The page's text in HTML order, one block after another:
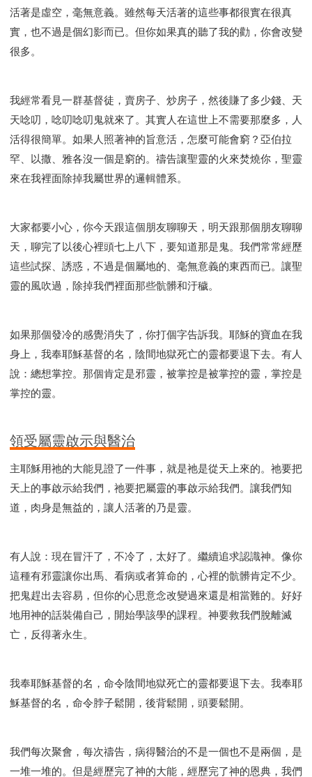
活著是虛空，毫無意義。雖然每天活著的這些事都很實在很真
實，也不過是個幻影而已。但你如果真的聽了我的勸，你會改變
很多。
我經常看見一群基督徒，賣房子、炒房子，然後賺了多少錢、天
天唸叨，唸叨唸叨鬼就來了。其實人在這世上不需要那麼多，人
活得很簡單。如果人照著神的旨意活，怎麼可能會窮？亞伯拉
罕、以撒、雅各沒一個是窮的。禱告讓聖靈的火來焚燒你，聖靈
來在我裡面除掉我屬世界的邏輯體系。
大家都要小心，你今天跟這個朋友聊聊天，明天跟那個朋友聊聊
天，聊完了以後心裡頭七上八下，要知道那是鬼。我們常常經歷
這些試探、誘惑，不過是個屬地的、毫無意義的東西而已。讓聖
靈的風吹過，除掉我們裡面那些骯髒和汙穢。
如果那個發冷的感覺消失了，你打個字告訴我。耶穌的寶血在我
身上，我奉耶穌基督的名，陰間地獄死亡的靈都要退下去。有人
說：總想掌控。那個肯定是邪靈，被掌控是被掌控的靈，掌控是
掌控的靈。
領受屬靈啟示與醫治
主耶穌用祂的大能見證了一件事，就是祂是從天上來的。祂要把
天上的事啟示給我們，祂要把屬靈的事啟示給我們。讓我們知
道，肉身是無益的，讓人活著的乃是靈。
有人說：現在冒汗了，不冷了，太好了。繼續追求認識神。像你
這種有邪靈讓你出馬、看病或者算命的，心裡的骯髒肯定不少。
把鬼趕出去容易，但你的心思意念改變過來還是相當難的。好好
地用神的話裝備自己，開始學該學的課程。神要救我們脫離滅
亡，反得著永生。
我奉耶穌基督的名，命令陰間地獄死亡的靈都要退下去。我奉耶
穌基督的名，命令脖子鬆開，後背鬆開，頭要鬆開。
我們每次聚會，每次禱告，病得醫治的不是一個也不是兩個，是
一堆一堆的。但是經歷完了神的大能，經歷完了神的恩典，我們